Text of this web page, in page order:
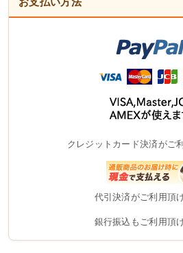
クレジットカード決済がご
代引決済がご利用頂
銀行振込もご利用頂